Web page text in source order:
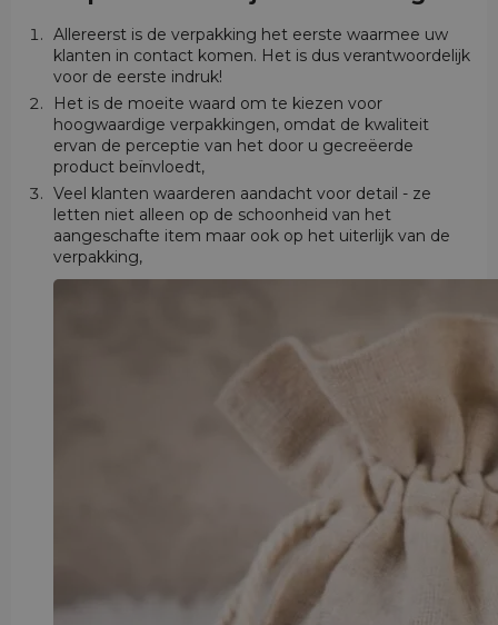
Allereerst is de verpakking het eerste waarmee uw
klanten in contact komen. Het is dus verantwoordelijk
voor de eerste indruk!
Het is de moeite waard om te kiezen voor
hoogwaardige verpakkingen, omdat de kwaliteit
ervan de perceptie van het door u gecreëerde
product beïnvloedt,
Veel klanten waarderen aandacht voor detail - ze
letten niet alleen op de schoonheid van het
aangeschafte item maar ook op het uiterlijk van de
verpakking,